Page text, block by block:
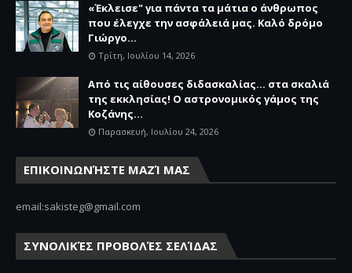
«Έκλεισε" για πάντα τα μάτια ο άνθρωπος
που έλεγχε την ασφάλειά μας. Καλό δρόμο
Γιώργο...
Τρίτη, Ιουλίου 14, 2026
Από τις αίθουσες διδασκαλίας… στα σκαλιά
της εκκλησίας! Ο αστρονομικός γάμος της
Κοζάνης...
Παρασκευή, Ιουλίου 24, 2026
ΕΠΙΚΟΙΝΩΝΉΣΤΕ ΜΑΖΊ ΜΑΣ
email:sakisteg@gmail.com
ΣΥΝΟΛΙΚΈΣ ΠΡΟΒΟΛΈΣ ΣΕΛΊΔΑΣ